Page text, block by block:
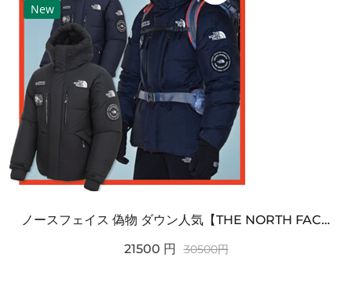
New
ノースフェイス 偽物 ダウン人気【THE NORTH FACE】M'S 7 SUMMIT HIM...
21500 円 30500円